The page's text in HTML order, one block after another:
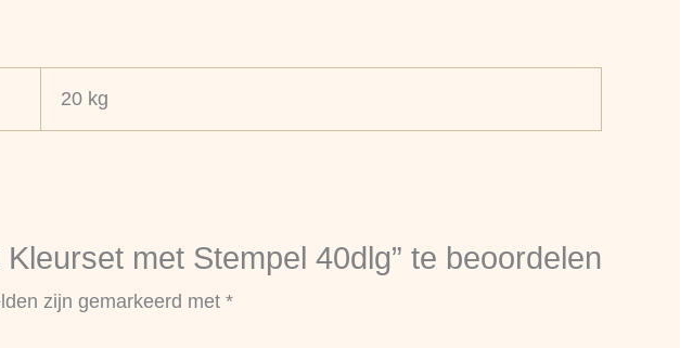
20 kg
met Stempel 40dlg” te beoordelen
zijn gemarkeerd met *